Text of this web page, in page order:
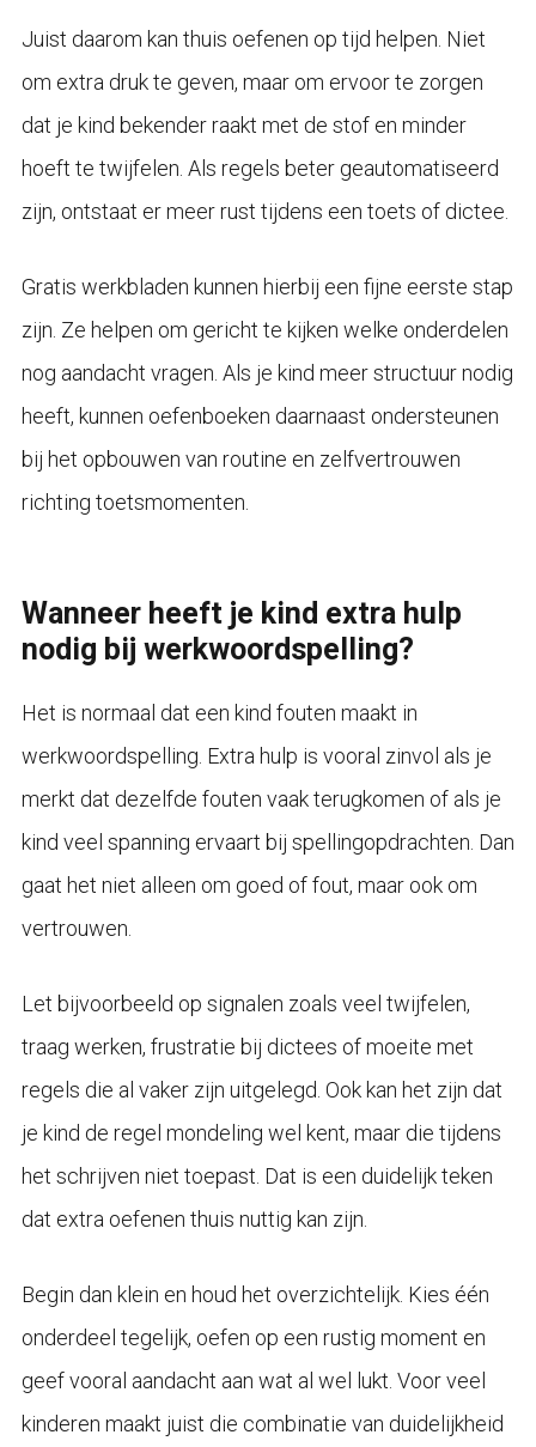
Juist daarom kan thuis oefenen op tijd helpen. Niet
om extra druk te geven, maar om ervoor te zorgen
dat je kind bekender raakt met de stof en minder
hoeft te twijfelen. Als regels beter geautomatiseerd
zijn, ontstaat er meer rust tijdens een toets of dictee.
Gratis werkbladen kunnen hierbij een fijne eerste stap
zijn. Ze helpen om gericht te kijken welke onderdelen
nog aandacht vragen. Als je kind meer structuur nodig
heeft, kunnen oefenboeken daarnaast ondersteunen
bij het opbouwen van routine en zelfvertrouwen
richting toetsmomenten.
Wanneer heeft je kind extra hulp
nodig bij werkwoordspelling?
Het is normaal dat een kind fouten maakt in
werkwoordspelling. Extra hulp is vooral zinvol als je
merkt dat dezelfde fouten vaak terugkomen of als je
kind veel spanning ervaart bij spellingopdrachten. Dan
gaat het niet alleen om goed of fout, maar ook om
vertrouwen.
Let bijvoorbeeld op signalen zoals veel twijfelen,
traag werken, frustratie bij dictees of moeite met
regels die al vaker zijn uitgelegd. Ook kan het zijn dat
je kind de regel mondeling wel kent, maar die tijdens
het schrijven niet toepast. Dat is een duidelijk teken
dat extra oefenen thuis nuttig kan zijn.
Begin dan klein en houd het overzichtelijk. Kies één
onderdeel tegelijk, oefen op een rustig moment en
geef vooral aandacht aan wat al wel lukt. Voor veel
kinderen maakt juist die combinatie van duidelijkheid